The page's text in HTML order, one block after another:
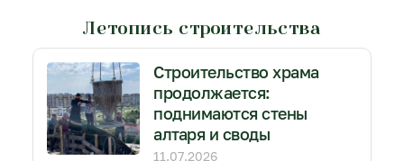
Летопись строительства
Строительство храма
продолжается:
поднимаются стены
алтаря и своды
11.07.2026